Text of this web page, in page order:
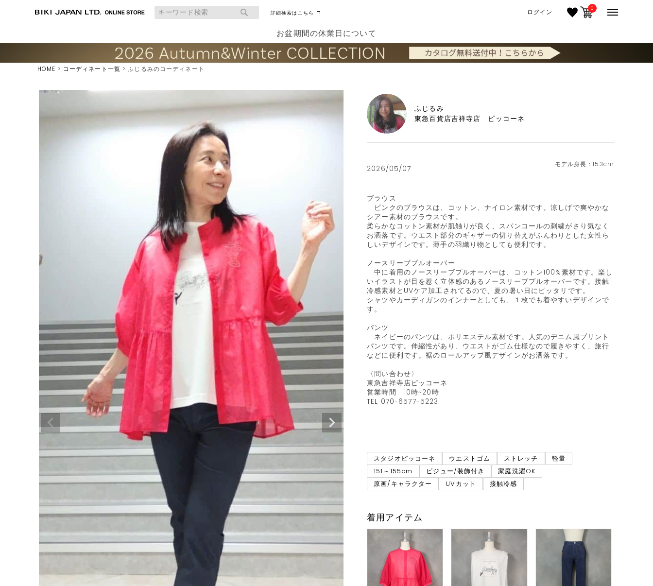
詳細検索はこちら ログイン 0
お盆期間の休業日について
HOME コーディネート一覧 ふじるみのコーディネート
ふじるみ
東急百貨店吉祥寺店 ピッコーネ
2026/05/07 153cm
ブラウス
ピンクのブラウスは、コットン、ナイロン素材です。涼しげで爽やかな
シアー素材のブラウスです。
柔らかなコットン素材が肌触りが良く、スパンコールの刺繍がさり気なく
お洒落です。ウエスト部分のギャザーの切り替えがふんわりとした女性ら
しいデザインです。薄手の羽織り物としても便利です。
ノースリーブプルオーバー
中に着用のノースリーブプルオーバーは、コットン100%素材です。楽し
いイラストが目を惹く立体感のあるノースリーブプルオーバーです。接触
冷感素材とUVケア加工されてるので、夏の暑い日にピッタリです。
シャツやカーディガンのインナーとしても、１枚でも着やすいデザインで
す。
パンツ
ネイビーのパンツは、ポリエステル素材です。人気のデニム風プリント
パンツです。伸縮性があり、ウエストがゴム仕様なので履きやすく、旅行
などに便利です。裾のロールアップ風デザインがお洒落です。
〈問い合わせ〉
東急吉祥寺店ピッコーネ
営業時間　10時~20時
TEL 070-6577-5223
スタジオピッコーネ ウエストゴム ストレッチ
軽量
151～155cm
ビジュー/装飾付き
家庭洗濯OK
原画/キャラクター
UVカット 接触冷感
着用アイテム